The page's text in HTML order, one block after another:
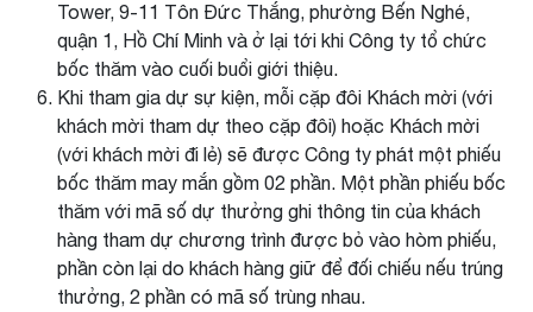
Tower, 9-11 Tôn Đức Thắng, phường Bến Nghé,
quận 1, Hồ Chí Minh và ở lại tới khi Công ty tổ chức
bốc thăm vào cuối buổi giới thiệu.
Khi tham gia dự sự kiện, mỗi cặp đôi Khách mời (với
khách mời tham dự theo cặp đôi) hoặc Khách mời
(với khách mời đi lẻ) sẽ được Công ty phát một phiếu
bốc thăm may mắn gồm 02 phần. Một phần phiếu bốc
thăm với mã số dự thưởng ghi thông tin của khách
hàng tham dự chương trình được bỏ vào hòm phiếu,
phần còn lại do khách hàng giữ để đối chiếu nếu trúng
thưởng, 2 phần có mã số trùng nhau.